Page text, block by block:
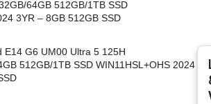
64GB 512GB/1TB SSD
3YR – 8GB 512GB SSD